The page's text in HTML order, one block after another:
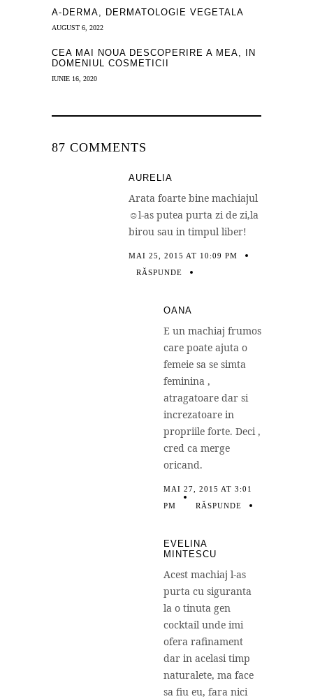
A-DERMA, DERMATOLOGIE VEGETALA
AUGUST 6, 2022
CEA MAI NOUA DESCOPERIRE A MEA, IN
DOMENIUL COSMETICII
IUNIE 16, 2020
87 COMMENTS
AURELIA
Arata foarte bine machiajul
☺l-as putea purta zi de zi,la
birou sau in timpul liber!
MAI 25, 2015 AT 10:09 PM
RĂSPUNDE
OANA
E un machiaj frumos
care poate ajuta o
femeie sa se simta
feminina ,
atragatoare dar si
increzatoare in
propriile forte. Deci ,
cred ca merge
oricand.
MAI 27, 2015 AT 3:01
PM
RĂSPUNDE
EVELINA
MINTESCU
Acest machiaj l-as
purta cu siguranta
la o tinuta gen
cocktail unde imi
ofera rafinament
dar in acelasi timp
naturalete, ma face
sa fiu eu, fara nici